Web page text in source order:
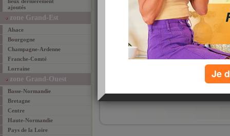
ajoutés
zone Grand-Est
Alsace
Bourgogne
Champagne-Ardenne
Franche-Comté
Lorraine
zone Grand-Ouest
Basse-Normandie
Bretagne
Centre
Haute-Normandie
Pays de la Loire
de
des
ajouté
Je